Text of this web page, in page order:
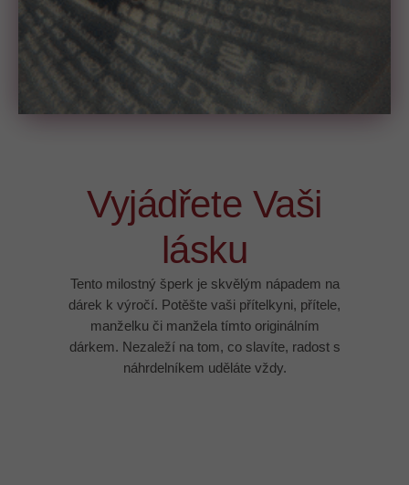
Vyjádřete Vaši
lásku
Tento milostný šperk je skvělým nápadem na
dárek k výročí. Potěšte vaši přítelkyni, přítele,
manželku či manžela tímto originálním
dárkem. Nezaleží na tom, co slavíte, radost s
náhrdelníkem uděláte vždy.